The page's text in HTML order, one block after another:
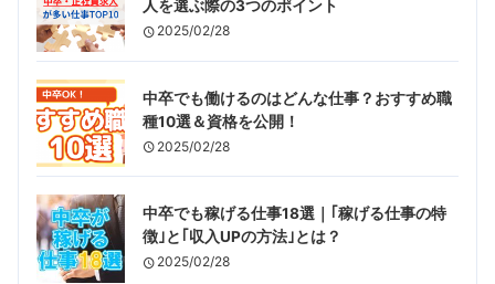
人を選ぶ際の3つのポイント
2025/02/28
中卒でも働けるのはどんな仕事？おすすめ職
種10選＆資格を公開！
2025/02/28
中卒でも稼げる仕事18選｜｢稼げる仕事の特
徴｣と｢収入UPの方法｣とは？
2025/02/28